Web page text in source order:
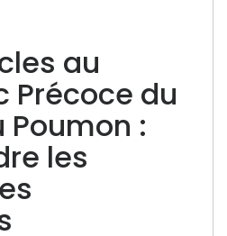
au
Précoce du
:
les